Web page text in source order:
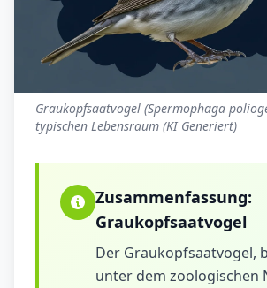
Graukopfsaatvogel (Spermophaga
typischen Lebensraum (KI Generiert)
Zusammenfassung:
Graukopfsaatvogel
Der Graukopfsaatvogel,
unter dem zoologischen